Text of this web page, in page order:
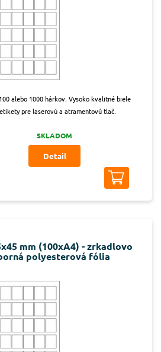
alebo 1000 hárkov. Vysoko kvalitné biele
pre laserovú a atramentovú tlač.
SKLADOM
Detail
mm (100xA4) - zrkadlovo
polyesterová fólia